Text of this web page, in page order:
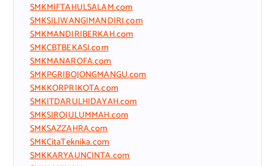
SMKMIFTAHULSALAM.com
SMKSILIWANGIMANDIRI.com
SMKMANDIRIBERKAH.com
SMKCBTBEKASI.com
SMKMANAROFA.com
SMKPGRIBOJONGMANGU.com
SMKKORPRIKOTA.com
SMKITDARULHIDAYAH.com
SMKSIROJULUMMAH.com
SMKSAZZAHRA.com
SMKCitaTeknika.com
SMKKARYAUNCINTA.com